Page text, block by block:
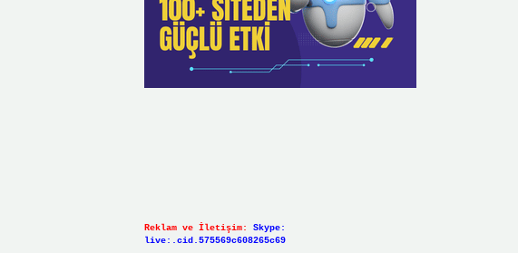
Reklam ve İletişim:
Skype:
live:.cid.575569c608265c69